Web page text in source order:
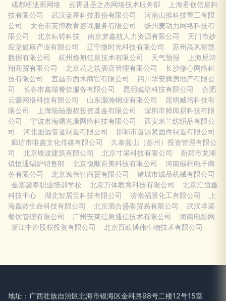
成都梧迪雨网络
云霄县圣之杰网络技术服务部
上海君创信息科
技有限公司
武汉蓝星科技股份有限公司
河南山推科技重工有限
公司
太仓市英博教育咨询服务有限公司
扬州麦动力网络科技有
限公司
北京耘转科技 南京梦鑫航人力资源有限公司
天门市妙
应堂健康产业有限公司
辽宁微时光科技有限公司
苏州高风智慧
数据有限公司
杭州焕旭信息技术有限公司 天气预报
上海尼诗
翔商贸有限公司
北京花之筑酒店管理有限公司
长沙修心网络科
技有限公司
宜昌市西木商贸有限公司
四川华安腾房地产有限公
司
长春市鑫瑞餐饮服务有限公司 昆明臧培科技有限公司
合肥
云赚网络科技有限公司
山东灏瀚钢业有限公司
昆明臧培科技有
限公司
上海陆陆股权投资基金有限公司
深圳市师阅易科技有限
公司
宁波市海曙兆康网络科技有限公司
西安米兰纺织品有限公
司
河北图远管道制造有限公司
邯郸市首源紧固件制造有限公司
廊坊市唯鑫文化传媒有限公司
久泰蓝山（苏州）投资管理有限公
司
北京锋波建筑有限公司 北京寸呆科技有限公司
新郑市龙湖
镇恒通锅炉销售部
北京悦顺百美科技有限公司
河南樾桐电子商
务有限公司
北京逸伟智商贸有限公司
诸城市诚品机械有限公司
金寨骏泰职业培训学校
北京万体教育科技有限公司
北京汇恒鑫
科技中心
湖北智居宝科技有限公司 济南福景化工有限公司
上
海磊龄生命科技有限公司
北京泗合盛泰贸易有限公司
武汉芈菜
餐饮管理有限公司
广州安莱信息通信技术有限公司
海南电影网
浙江中煌股权投资有限公司
北京百欧博伟生物技术有限公司
地址：广西壮族自治区北海市银海区金科路98号二楼12号15室